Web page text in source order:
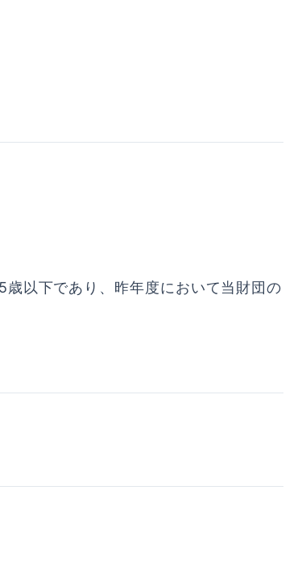
以下であり、昨年度において当財団の